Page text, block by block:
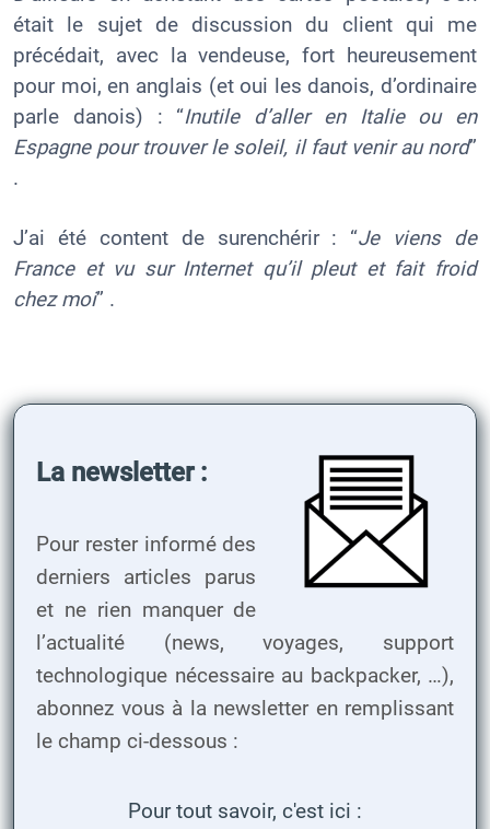
était le sujet de discussion du client qui me
précédait, avec la vendeuse, fort heureusement
pour moi, en anglais (et oui les danois, d’ordinaire
parle danois) : “Inutile d’aller en Italie ou en
Espagne pour trouver le soleil, il faut venir au nord”
.
J’ai été content de surenchérir : “Je viens de
France et vu sur Internet qu’il pleut et fait froid
chez moi” .
La newsletter :
Pour rester informé des
derniers articles parus
et ne rien manquer de
l’actualité (news, voyages, support
technologique nécessaire au backpacker, …),
abonnez vous à la newsletter en remplissant
le champ ci-dessous :
Pour tout savoir, c'est ici :